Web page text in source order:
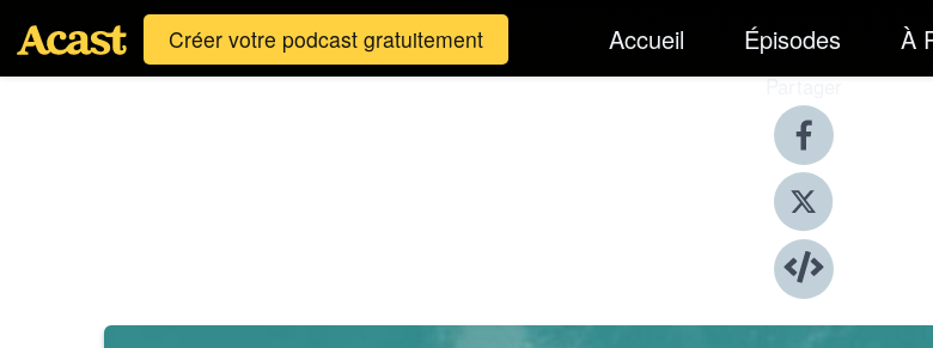
Créer votre podcast gratuitement Accueil Épisodes À
Partager